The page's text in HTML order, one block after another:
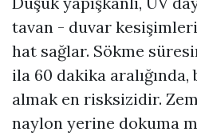
tavan - duvar
hat sağlar. Sökme
ila 60 dakika
almak en risksizidir.
naylon yerine dokuma